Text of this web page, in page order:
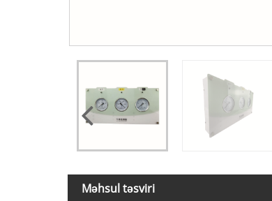
Məhsul təsviri